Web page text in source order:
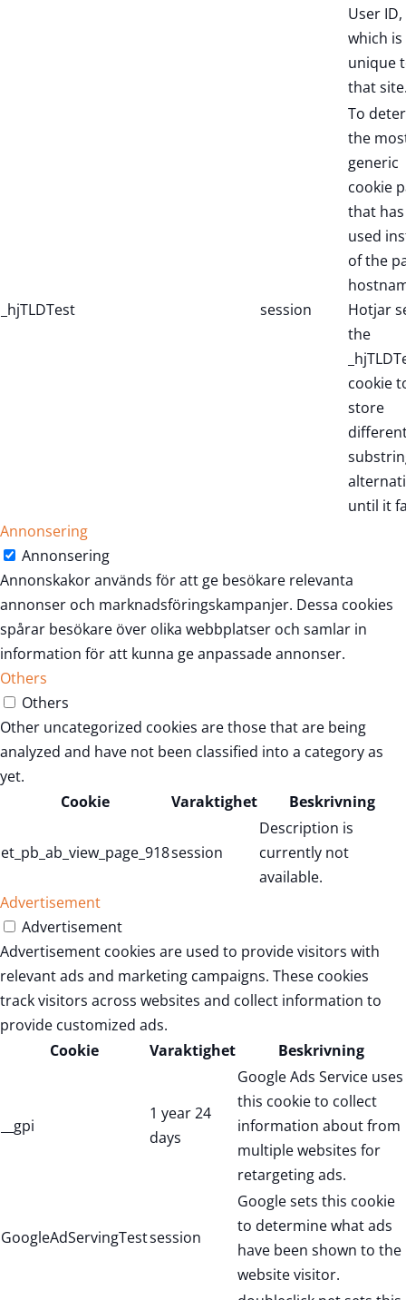
User ID,
which is
unique
that
_hjTLDTest session
To
the
generic
cookie
that
used
of the
Hotjar
the
cookie
store
until it
Annonsering
Annonsering
Annonskakor används för att ge besökare relevanta
annonser och marknadsföringskampanjer. Dessa cookies
spårar besökare över olika webbplatser och samlar in
information för att kunna ge anpassade annonser.
Others
Others
Other uncategorized cookies are those that are being
analyzed and have not been classified into a category as
yet.
Cookie
Varaktighet Beskrivning
et_pb_ab_view_page_918session
Description is
currently not
available.
Advertisement
Advertisement
Advertisement cookies are used to provide visitors with
relevant ads and marketing campaigns. These cookies
track visitors across websites and collect information to
provide customized ads.
Cookie
Varaktighet Beskrivning
__gpi
1 year 24
days
Google Ads Service uses
this cookie to collect
information about from
multiple websites for
retargeting ads.
GoogleAdServingTestsession
Google sets this cookie
to determine what ads
have been shown to the
website visitor.